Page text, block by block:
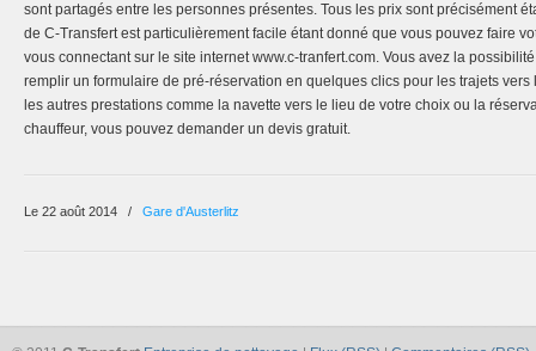
sont partagés entre les personnes présentes. Tous les prix sont précisément
de C-Transfert est particulièrement facile étant donné que vous pouvez faire
vous connectant sur le site internet www.c-tranfert.com. Vous avez la
remplir un formulaire de pré-réservation en quelques clics pour les trajets
les autres prestations comme la navette vers le lieu de votre choix ou la
chauffeur, vous pouvez demander un devis gratuit.
Le 22 août 2014 / Gare d'Austerlitz